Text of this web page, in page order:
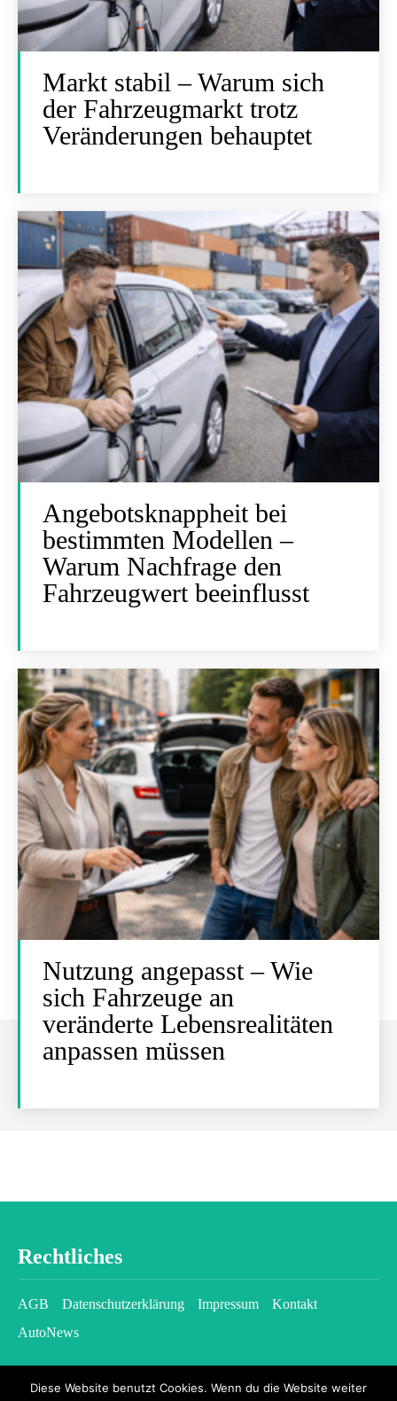
Markt stabil – Warum sich
der Fahrzeugmarkt trotz
Veränderungen behauptet
Angebotsknappheit bei
bestimmten Modellen –
Warum Nachfrage den
Fahrzeugwert beeinflusst
Nutzung angepasst – Wie
sich Fahrzeuge an
veränderte Lebensrealitäten
anpassen müssen
Rechtliches
AGB Datenschutzerklärung Impressum
Kontakt
AutoNews
Diese Website benutzt Cookies. Wenn du die Website weiter